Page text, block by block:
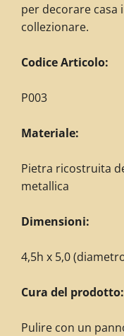
per decorare casa
collezionare.
Codice Articolo:
P003
Materiale:
Pietra ricostruita
metallica
Dimensioni:
4,5h x 5,0
Cura del prodotto:
Pulire con un